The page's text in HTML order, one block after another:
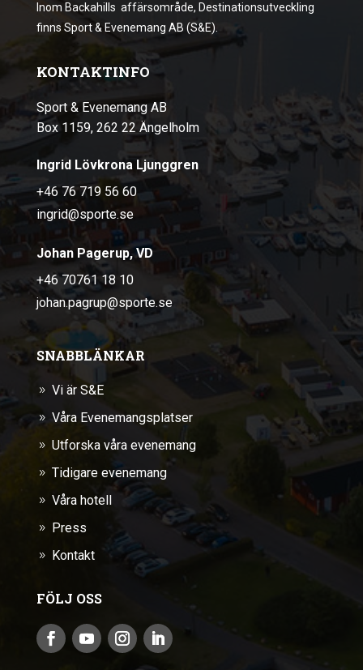
Inom Backahills affärsområde, Destinationsutveckling
finns Sport & Evenemang AB (S&E).
KONTAKTINFO
Sport & Evenemang AB
Box 1159, 262 22 Ängelholm
Ingrid Lövkrona Ljunggren
+46 76 719 56 60
ingrid@sporte.se
Johan Pagerup, VD
+46 70761 18 10
johan.pagrup@sporte.se
SNABBLÄNKAR
9 Vi är S&E
9 Våra Evenemangsplatser
9 Utforska våra evenemang
9 Tidigare evenemang
9 Våra hotell
9 Press
9 Kontakt
FÖLJ OSS